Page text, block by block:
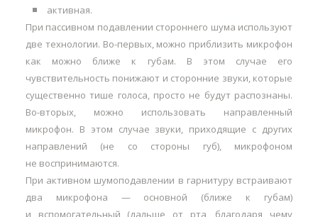
активная.
При пассивном подавлении стороннего шума используют
две технологии. Во-первых, можно приблизить микрофон
как можно ближе к губам. В этом случае его
чувствительность понижают и сторонние звуки, которые
существенно тише голоса, просто не будут распознаны.
Во-вторых, можно использовать направленный
микрофон. В этом случае звуки, приходящие с других
направлений (не со стороны губ), микрофоном
не воспринимаются.
При активном шумоподавлении в гарнитуру встраивают
два микрофона — основной (ближе к губам)
и вспомогательный (дальше от рта, благодаря чему